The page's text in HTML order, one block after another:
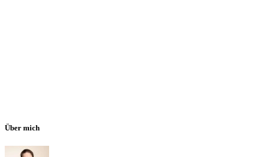
Über mich